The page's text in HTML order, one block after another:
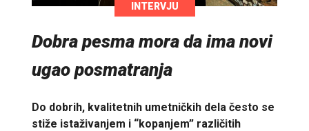
INTERVJU
Dobra pesma mora da ima novi
ugao posmatranja
Do dobrih, kvalitetnih umetničkih dela često se
stiže istaživanjem i “kopanjem” različitih